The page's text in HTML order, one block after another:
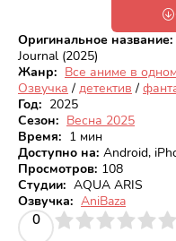
Закончен
Оригинальное название:
Journal (2025)
Жанр: Все аниме в
Озвучка / детектив /
Год: 2025
Сезон: Весна 2025
Время: 1 мин
Доступно на: Android,
Просмотров: 108
Студии: AQUA ARIS
Озвучка: AniBaza
0
4 5 6 7 8 9 10